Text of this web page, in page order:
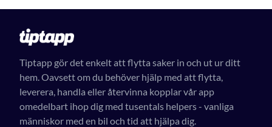
Tiptapp gör det enkelt att flytta saker in och ut ur ditt
hem. Oavsett om du behöver hjälp med att flytta,
leverera, handla eller återvinna kopplar vår app
omedelbart ihop dig med tusentals helpers - vanliga
människor med en bil och tid att hjälpa dig.